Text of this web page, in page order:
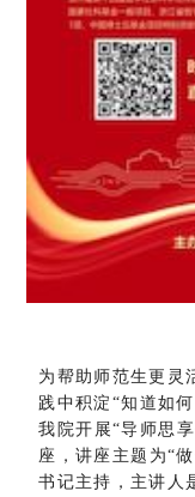
为帮助师范生更灵
践中积淀“知道如
我院开展“导师思
座，讲座主题为“
书记主持， 主讲人